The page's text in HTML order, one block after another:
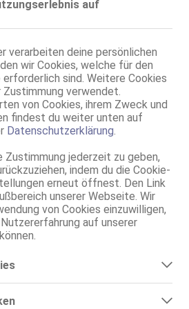
auf
verarbeiten deine persönlichen
wir Cookies, welche für den
sind. Weitere Cookies
verwendet.
von Cookies, ihrem Zweck und
findest du weiter unten auf
Datenschutzerklärung
Zustimmung jederzeit zu geben,
indem du die Cookie-
erneut öffnest. Den Link
unserer Webseite. Wir
von Cookies einzuwilligen,
auf unserer
alle notwendigen Cookies, die für den
kann ohne diese Cookies nicht
ELLA - neue Nummer!
40, 1.70m, total rasiert, deutsch
69, GF6, NSa, Franz b. Ihr, BV, Schmu., Kuscheln, Körperküs.
weibl., 75 C
EN